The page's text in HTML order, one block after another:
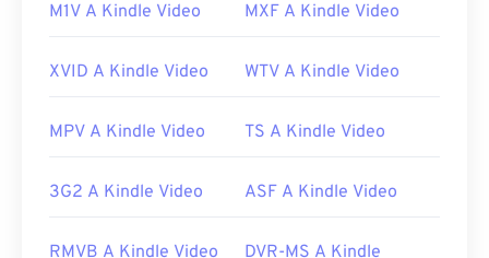
M1V A Kindle Video MXF A Kindle Video
XVID A Kindle Video WTV A Kindle Video
MPV A Kindle Video TS A Kindle Video
3G2 A Kindle Video ASF A Kindle Video
RMVB A Kindle Video
DVR-MS A Kindle